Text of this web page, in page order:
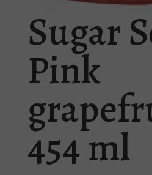
Sugar
Pink
454 ml